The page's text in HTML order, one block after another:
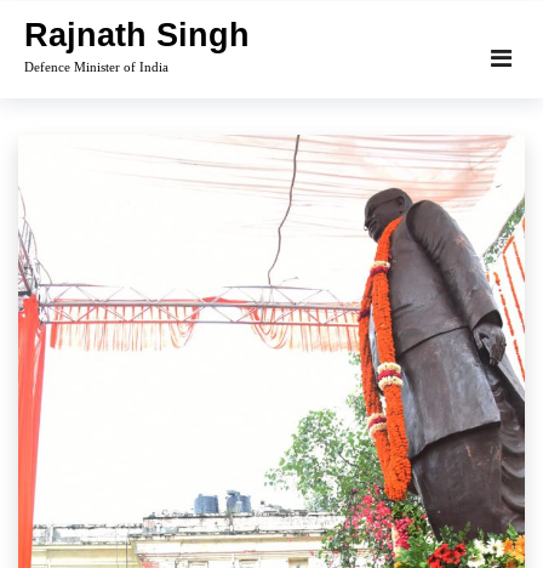
content
Rajnath Singh
Defence Minister of India